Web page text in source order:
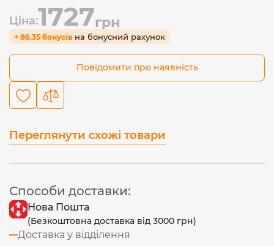
Ціна:1727грн
+ 86.35 бонусів на бонусний рахунок
Повідомити про наявність
Переглянути схожі товари
Способи доставки:
Нова Пошта
(Безкоштовна доставка від 3000 грн)
Доставка у відділення